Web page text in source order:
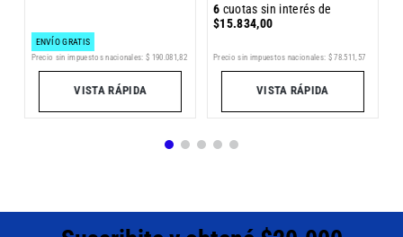
ENVÍO GRATIS
Precio sin impuestos nacionales: $ 190 081 ,82
VISTA RÁPIDA
6 cuotas sin interés de
$15.834,00
Precio sin impuestos nacionales: $ 78.511 57
VISTA RÁPIDA